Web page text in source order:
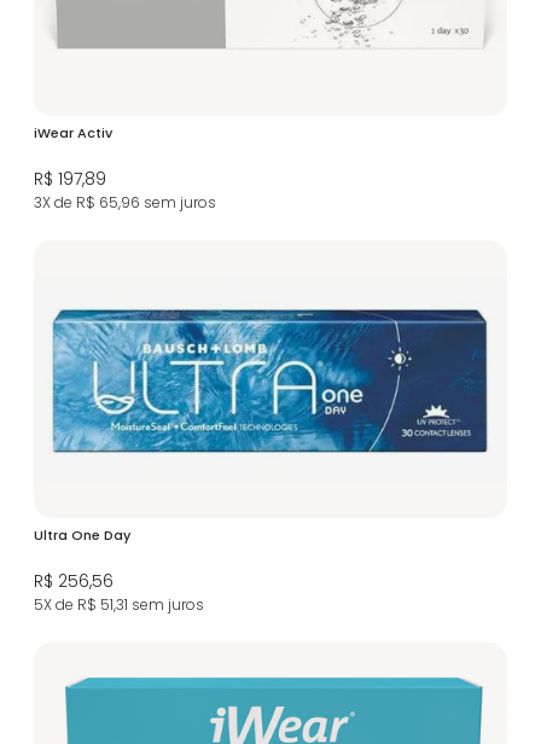
iWear Activ
R$ 197,89
3X de R$ 65,96 sem juros
Ultra One Day
R$ 256,56
5X de R$ 51,31 sem juros